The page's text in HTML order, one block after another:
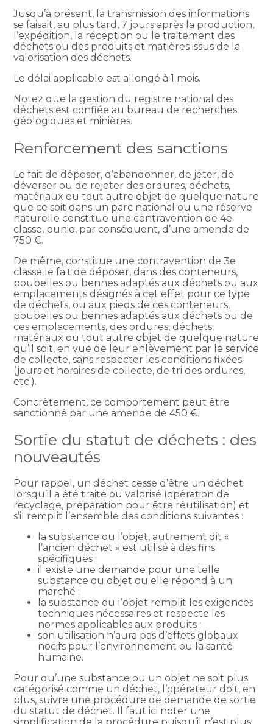
Jusqu’à présent, la transmission des informations
se faisait, au plus tard, 7 jours après la production,
l’expédition, la réception ou le traitement des
déchets ou des produits et matières issus de la
valorisation des déchets.
Le délai applicable est allongé à 1 mois.
Notez que la gestion du registre national des
déchets est confiée au bureau de recherches
géologiques et minières.
Renforcement des sanctions
Le fait de déposer, d’abandonner, de jeter, de
déverser ou de rejeter des ordures, déchets,
matériaux ou tout autre objet de quelque nature
que ce soit dans un parc national ou une réserve
naturelle constitue une contravention de 4e
classe, punie, par conséquent, d’une amende de
750 €.
De même, constitue une contravention de 3e
classe le fait de déposer, dans des conteneurs,
poubelles ou bennes adaptés aux déchets ou aux
emplacements désignés à cet effet pour ce type
de déchets, ou aux pieds de ces conteneurs,
poubelles ou bennes adaptés aux déchets ou de
ces emplacements, des ordures, déchets,
matériaux ou tout autre objet de quelque nature
qu’il soit, en vue de leur enlèvement par le service
de collecte, sans respecter les conditions fixées
(jours et horaires de collecte, de tri des ordures,
etc.).
Concrètement, ce comportement peut être
sanctionné par une amende de 450 €.
Sortie du statut de déchets : des
nouveautés
Pour rappel, un déchet cesse d’être un déchet
lorsqu’il a été traité ou valorisé (opération de
recyclage, préparation pour être réutilisation) et
s’il remplit l’ensemble des conditions suivantes :
la substance ou l’objet, autrement dit «
l’ancien déchet » est utilisé à des fins
spécifiques ;
il existe une demande pour une telle
substance ou objet ou elle répond à un
marché ;
la substance ou l’objet remplit les exigences
techniques nécessaires et respecte les
normes applicables aux produits ;
son utilisation n’aura pas d’effets globaux
nocifs pour l’environnement ou la santé
humaine.
Pour qu’une substance ou un objet ne soit plus
catégorisé comme un déchet, l’opérateur doit, en
plus, suivre une procédure de demande de sortie
du statut de déchet. Il faut ici noter une